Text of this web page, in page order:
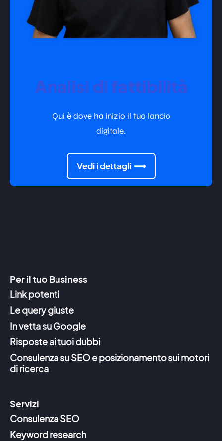
Analisi di fattibilità
Qui è dove ha inizio il tuo lancio
digitale.
Vedi i dettagli
Per il tuo Business
Link potenti
Le query giuste
In vetta su Google
Risposte ai tuoi dubbi
Consulenza su SEO e posizionamento sui motori
di ricerca
Servizi
Consulenza SEO
Keyword research